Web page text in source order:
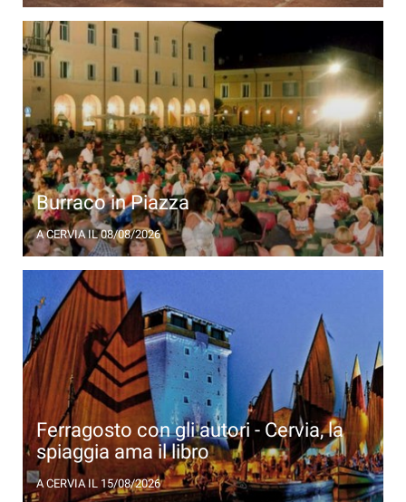
Burraco in Piazza
Lions, Torneo di burraco in Piazza Garibaldi a Cervia
A CERVIAIL 08/08/2026
Ferragosto con gli autori - Cervia, la
spiaggia ama il libro
Sbarco degli autori degli ultimi successi letterari e
talk show di Ferragosto
A CERVIA IL 15/08/2026